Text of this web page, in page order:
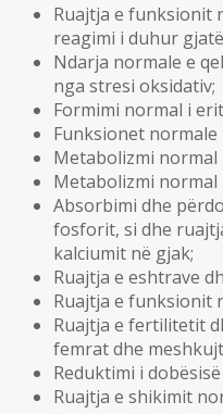
Ruajtja e funksionit
reagimi i duhur
Ndarja normale e
nga stresi oksidativ;
Formimi normal i
Funksionet
Metabolizmi normal
Metabolizmi normal
Absorbimi dhe
fosforit, si dhe
kalciumit në gjak;
Ruajtja e eshtrave
Ruajtja e funksionit
Ruajtja e fertilitetit
femrat dhe
Reduktimi i
Ruajtja e shikimit